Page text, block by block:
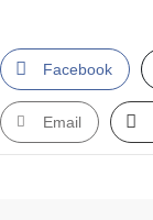
Facebook
Email